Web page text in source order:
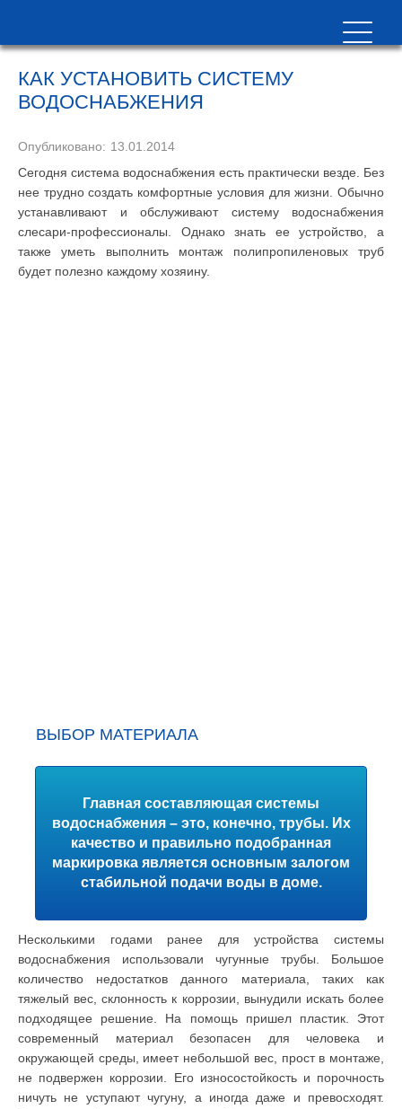
КАК УСТАНОВИТЬ СИСТЕМУ
ВОДОСНАБЖЕНИЯ
Опубликовано: 13.01.2014
Сегодня система водоснабжения есть практически везде. Без
нее трудно создать комфортные условия для жизни. Обычно
устанавливают и обслуживают систему водоснабжения
слесари-профессионалы. Однако знать ее устройство, а
также уметь выполнить монтаж полипропиленовых труб
будет полезно каждому хозяину.
ВЫБОР МАТЕРИАЛА
Главная составляющая системы
водоснабжения – это, конечно, трубы. Их
качество и правильно подобранная
маркировка является основным залогом
стабильной подачи воды в доме.
Несколькими годами ранее для устройства системы
водоснабжения использовали чугунные трубы. Большое
количество недостатков данного материала, таких как
тяжелый вес, склонность к коррозии, вынудили искать более
подходящее решение. На помощь пришел пластик. Этот
современный материал безопасен для человека и
окружающей среды, имеет небольшой вес, прост в монтаже,
не подвержен коррозии. Его износостойкость и порочность
ничуть не уступают чугуну, а иногда даже и превосходят.